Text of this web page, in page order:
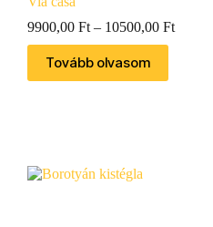
9900,00 Ft – 10500,00 Ft
Tovább olvasom